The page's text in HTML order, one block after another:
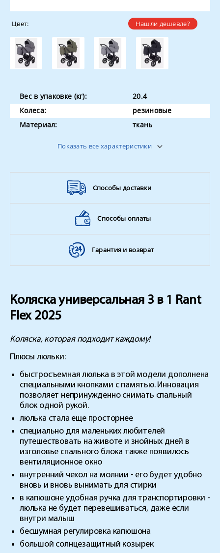
Нашли дешевле?
Цвет:
Вес в упаковке (кг):
20.4
Колеса:
резиновые
Материал:
ткань
Показать все характеристики
Способы доставки
Способы оплаты
Гарантия и возврат
Коляска универсальная 3 в 1 Rant
Flex 2025
Коляска, которая подходит каждому!
Плюсы люльки:
быстросъемная люлька в этой модели дополнена
специальными кнопками с памятью. Инновация
позволяет непринужденно снимать спальный
блок одной рукой.
люлька стала еще просторнее
специально для маленьких любителей
путешествовать на животе и знойных дней в
изголовье спального блока также появилось
вентиляционное окно
внутренний чехол на молнии - его будет удобно
вновь и вновь вынимать для стирки
в капюшоне удобная ручка для транспортировки -
люлька не будет перевешиваться, даже если
внутри малыш
бесшумная регулировка капюшона
большой солнцезащитный козырек